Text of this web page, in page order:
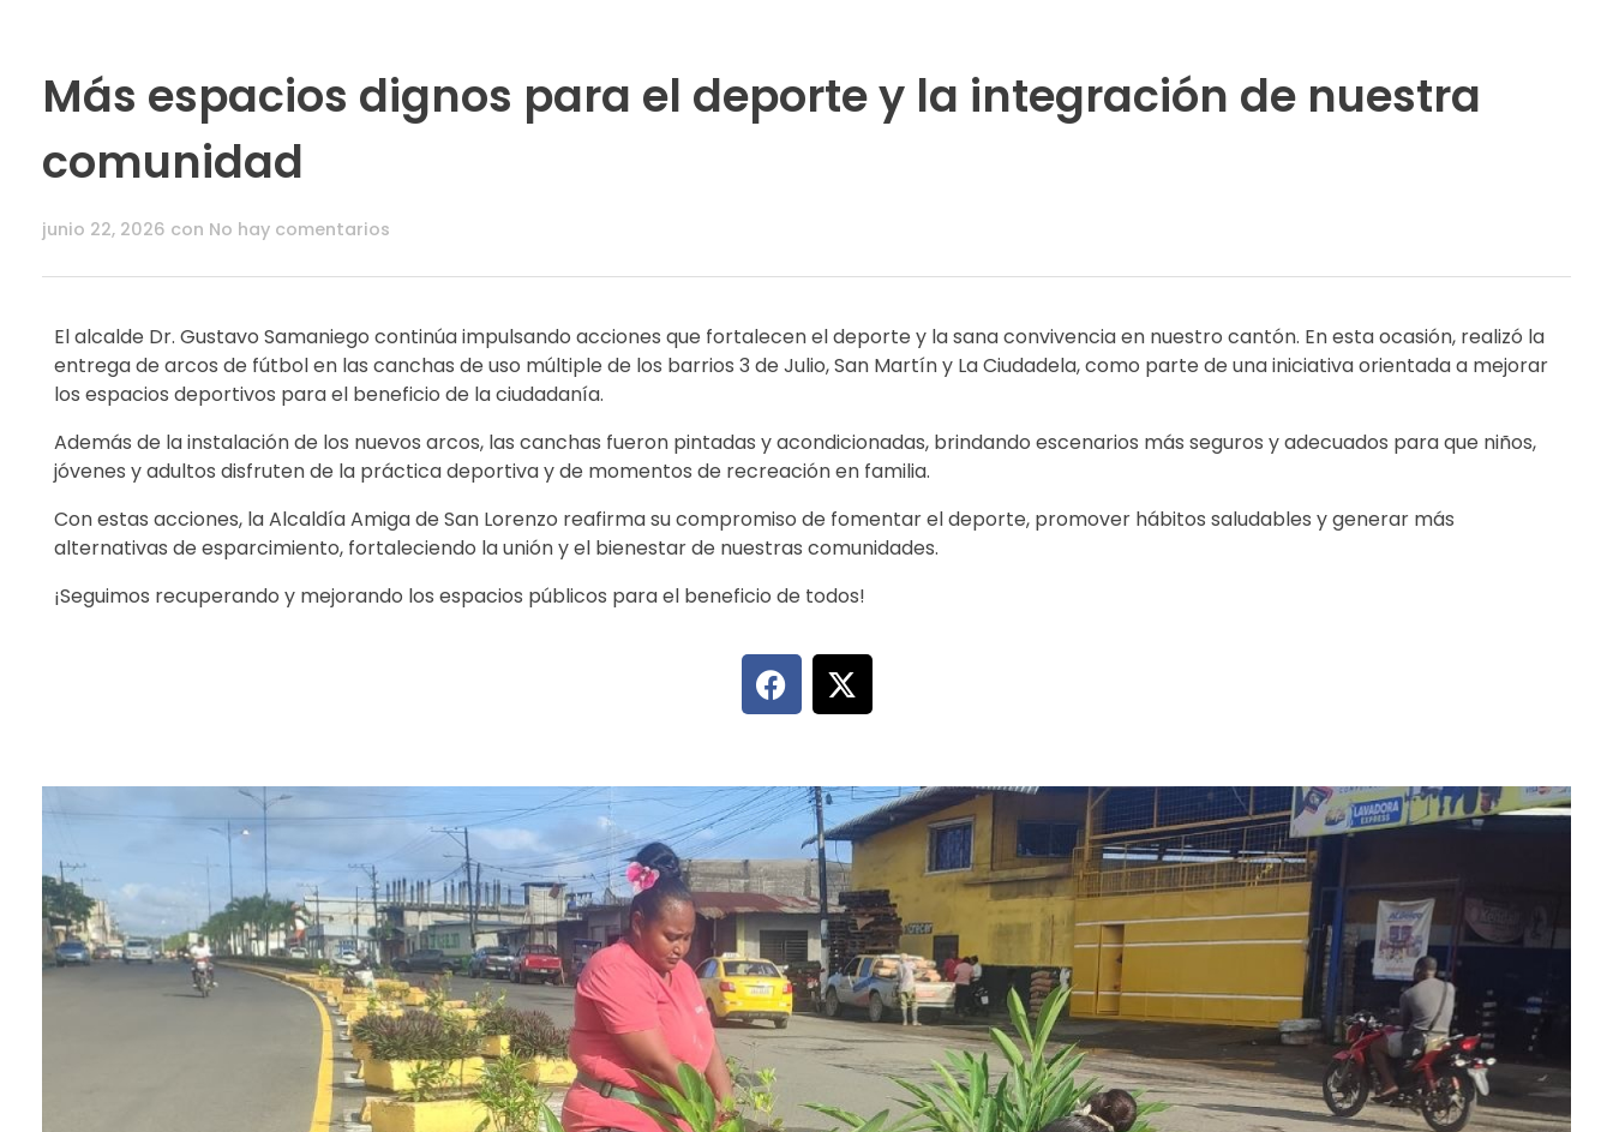
Más espacios dignos para el deporte y la integración de nuestra
comunidad
junio 22, 2026 con No hay comentarios
El alcalde Dr. Gustavo Samaniego continúa impulsando acciones que fortalecen el deporte y la sana convivencia en nuestro cantón. En esta ocasión, realizó la
entrega de arcos de fútbol en las canchas de uso múltiple de los barrios 3 de Julio, San Martín y La Ciudadela, como parte de una iniciativa orientada a mejorar
los espacios deportivos para el beneficio de la ciudadanía.
Además de la instalación de los nuevos arcos, las canchas fueron pintadas y acondicionadas, brindando escenarios más seguros y adecuados para que niños,
jóvenes y adultos disfruten de la práctica deportiva y de momentos de recreación en familia.
Con estas acciones, la Alcaldía Amiga de San Lorenzo reafirma su compromiso de fomentar el deporte, promover hábitos saludables y generar más
alternativas de esparcimiento, fortaleciendo la unión y el bienestar de nuestras comunidades.
¡Seguimos recuperando y mejorando los espacios públicos para el beneficio de todos!